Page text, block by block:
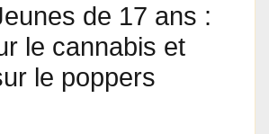
de 17 ans :
le cannabis et
le poppers